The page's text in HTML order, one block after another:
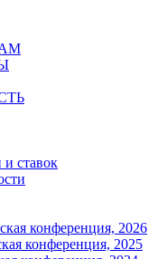
ставок
конференция, 2026
конференция, 2025